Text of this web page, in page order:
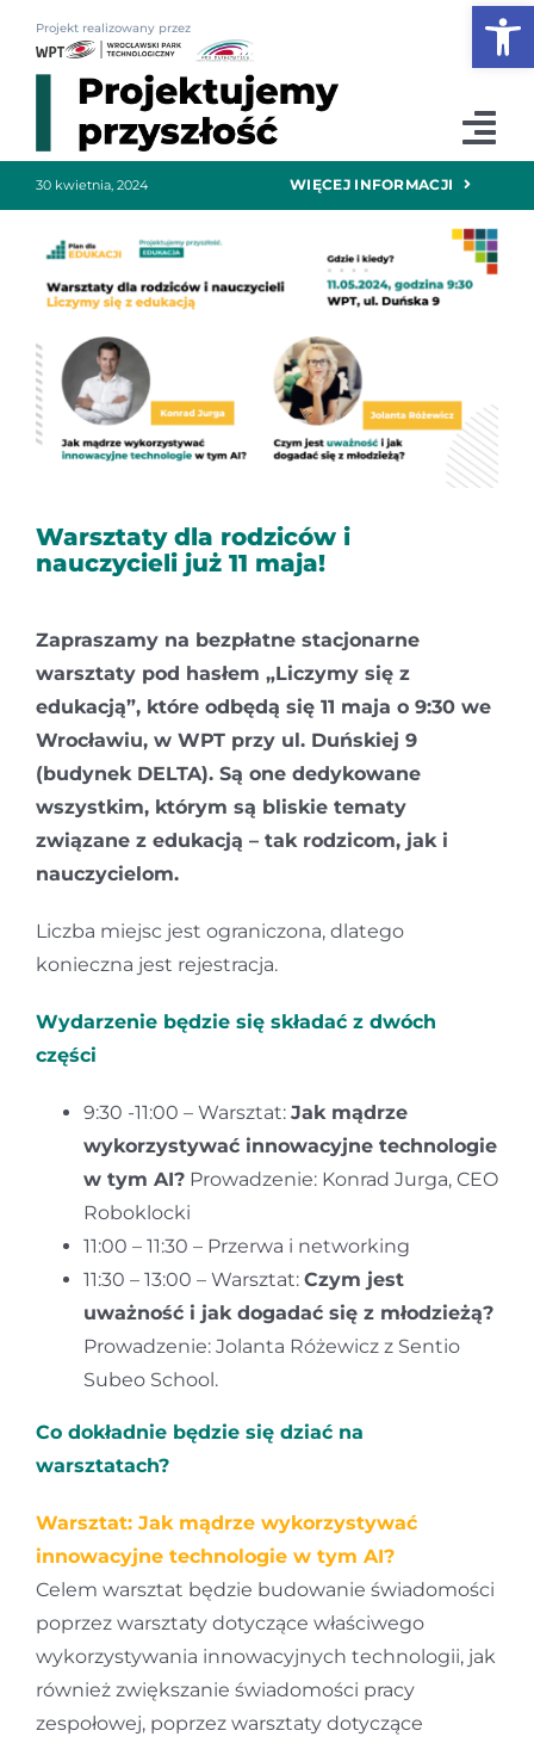
zawartości
Projekt realizowany przez
News
Konferencja 2026
Podcasty
Szkoły & biznes
30 kwietnia, 2024 WIĘCEJ INFORMACJI
Warsztaty dla rodziców i
nauczycieli już 11 maja!
Zapraszamy na bezpłatne stacjonarne
warsztaty pod hasłem „Liczymy się z
edukacją”, które odbędą się 11 maja o 9:30 we
Wrocławiu, w WPT przy ul. Duńskiej 9
(budynek DELTA). Są one dedykowane
wszystkim, którym są bliskie tematy
związane z edukacją – tak rodzicom, jak i
nauczycielom.
Liczba miejsc jest ograniczona, dlatego
konieczna jest rejestracja.
Wydarzenie będzie się składać z dwóch
części
9:30 -11:00 – Warsztat: Jak mądrze
wykorzystywać innowacyjne technologie
w tym AI?Prowadzenie: Konrad Jurga, CEO
Roboklocki
11:00 – 11:30 – Przerwa i networking
11:30 – 13:00 – Warsztat: Czym jest
uważność i jak dogadać się z młodzieżą?
Prowadzenie: Jolanta Różewicz z Sentio
Subeo School.
Co dokładnie będzie się dziać na
warsztatach?
Warsztat: Jak mądrze wykorzystywać
innowacyjne technologie w tym AI?
Celem warsztat będzie budowanie świadomości
poprzez warsztaty dotyczące właściwego
wykorzystywania innowacyjnych technologii, jak
również zwiększanie świadomości pracy
zespołowej, poprzez warsztaty dotyczące